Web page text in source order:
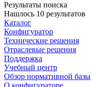
Результаты поиска
Нашлось 10 результатов
Каталог
Конфигуратор
Технические решения
Отраслевые решения
Поддержка
Учебный центр
Обзор нормативной базы
О конфигураторе